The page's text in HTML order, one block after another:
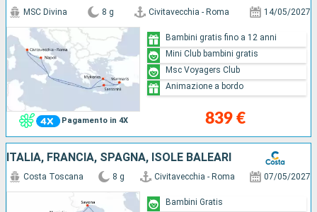
Pagamento in 4X
MSC Divina 8 g Civitavecchia - Roma 14/05/2027
839 €
Bambini gratis fino a 12 anni
Mini Club bambini gratis
Msc Voyagers Club
Animazione a bordo
ITALIA, FRANCIA, SPAGNA, ISOLE BALEARI
Costa Toscana 8 g Civitavecchia - Roma 07/05/2027
Bambini Gratis